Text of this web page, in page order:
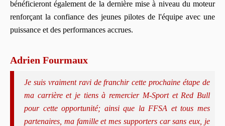
bénéficieront également de la dernière mise à niveau du moteur
renforçant la confiance des jeunes pilotes de l'équipe avec une
puissance et des performances accrues.
Adrien Fourmaux
Je suis vraiment ravi de franchir cette prochaine étape de
ma carrière et je tiens à remercier M-Sport et Red Bull
pour cette opportunité; ainsi que la FFSA et tous mes
partenaires, ma famille et mes supporters car sans eux, je